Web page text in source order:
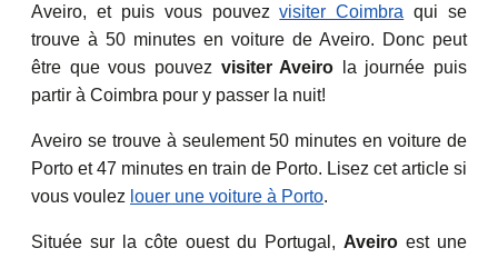
Aveiro, et puis vous pouvezvisiter Coimbra qui se
trouve à 50 minutes en voiture de Aveiro. Donc peut
être que vous pouvez visiter Aveiro la journée puis
partir à Coimbra pour y passer la nuit!
Aveiro se trouve à seulement 50 minutes en voiture de
Porto et 47 minutes en train de Porto. Lisez cet article si
vous voulez louer une voiture à Porto.
Située sur la côte ouest du Portugal, Aveiro est une